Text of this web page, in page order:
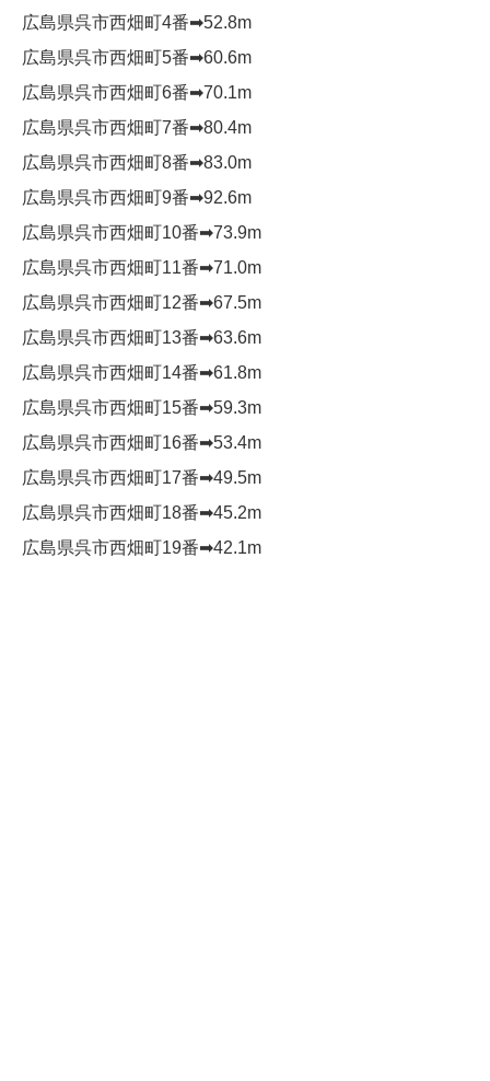
広島県呉市西畑町4番➡︎52.8m
広島県呉市西畑町5番➡︎60.6m
広島県呉市西畑町6番➡︎70.1m
広島県呉市西畑町7番➡︎80.4m
広島県呉市西畑町8番➡︎83.0m
広島県呉市西畑町9番➡︎92.6m
広島県呉市西畑町10番➡︎73.9m
広島県呉市西畑町11番➡︎71.0m
広島県呉市西畑町12番➡︎67.5m
広島県呉市西畑町13番➡︎63.6m
広島県呉市西畑町14番➡︎61.8m
広島県呉市西畑町15番➡︎59.3m
広島県呉市西畑町16番➡︎53.4m
広島県呉市西畑町17番➡︎49.5m
広島県呉市西畑町18番➡︎45.2m
広島県呉市西畑町19番➡︎42.1m